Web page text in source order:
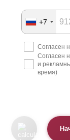
же широко
заграждения
как высота
любой
В "Оптиме
формируется
детального
+7
Согласен
Согласен
и
время)